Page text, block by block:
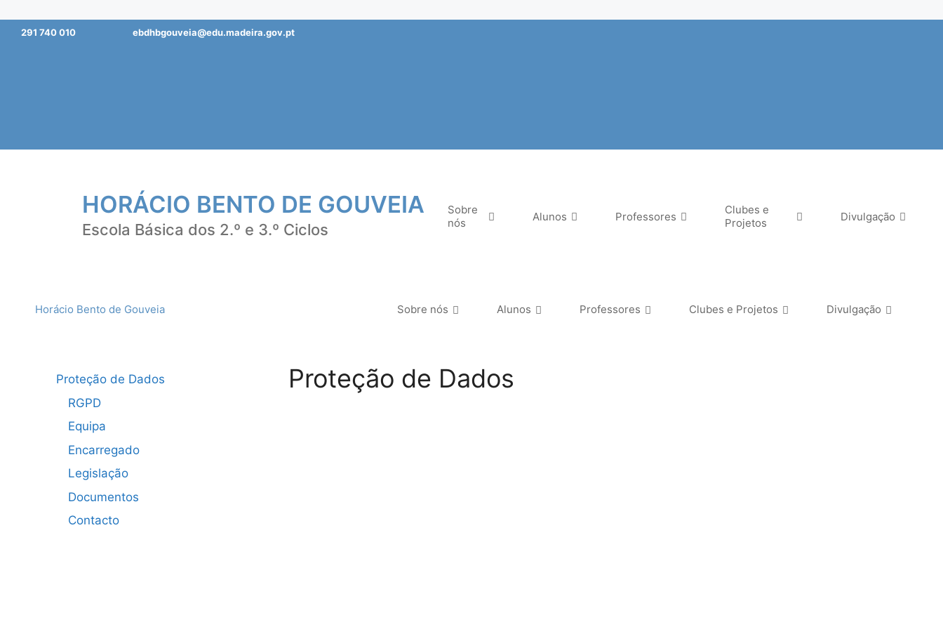
Saltar291 740 010 ebdhbgouveia@edu.madeira.gov.pt
HORÁCIO BENTO DE GOUVEIA
Escola Básica dos 2.º e 3.º Ciclos
Sobre
nós
Alunos Professores
Clubes e
Projetos
Divulgação
Horácio Bento de Gouveia Sobre nós Alunos Professores Clubes e Projetos Divulgação
Proteção de Dados
Proteção de Dados
RGPD
Equipa
Encarregado
Legislação
Documentos
Contacto